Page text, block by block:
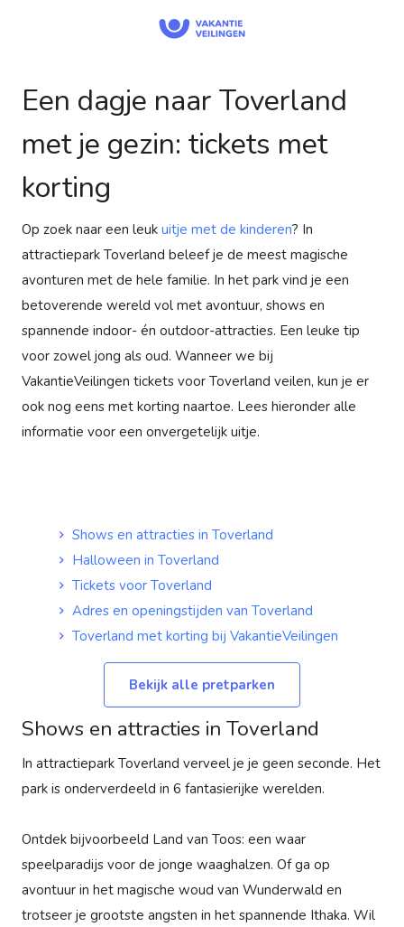
Een dagje naar Toverland
met je gezin: tickets met
korting
Op zoek naar een leuk uitje met de kinderen? In
attractiepark Toverland beleef je de meest magische
avonturen met de hele familie. In het park vind je een
betoverende wereld vol met avontuur, shows en
spannende indoor- én outdoor-attracties. Een leuke tip
voor zowel jong als oud. Wanneer we bij
VakantieVeilingen tickets voor Toverland veilen, kun je er
ook nog eens met korting naartoe. Lees hieronder alle
informatie voor een onvergetelijk uitje.
Shows en attracties in Toverland
Halloween in Toverland
Tickets voor Toverland
Adres en openingstijden van Toverland
Toverland met korting bij VakantieVeilingen
Bekijk alle pretparken
Shows en attracties in Toverland
In attractiepark Toverland verveel je je geen seconde. Het
park is onderverdeeld in 6 fantasierijke werelden.
Ontdek bijvoorbeeld Land van Toos: een waar
speelparadijs voor de jonge waaghalzen. Of ga op
avontuur in het magische woud van Wunderwald en
trotseer je grootste angsten in het spannende Ithaka. Wil